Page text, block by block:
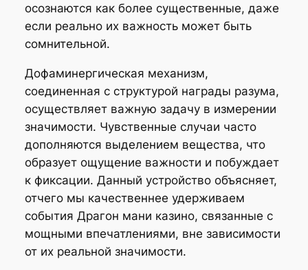
осознаются как более существенные, даже
если реально их важность может быть
сомнительной.
Дофаминергическая механизм,
соединенная с структурой награды разума,
осуществляет важную задачу в измерении
значимости. Чувственные случаи часто
дополняются выделением вещества, что
образует ощущение важности и побуждает
к фиксации. Данный устройство объясняет,
отчего мы качественнее удерживаем
события Драгон мани казино, связанные с
мощными впечатлениями, вне зависимости
от их реальной значимости.